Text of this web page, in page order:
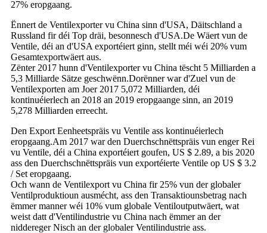
27% eropgaang.
Ënnert de Ventilexporter vu China sinn d'USA, Däitschland a
Russland fir déi Top dräi, besonnesch d'USA.De Wäert vun de
Ventile, déi an d'USA exportéiert ginn, stellt méi wéi 20% vum
Gesamtexportwäert aus.
Zënter 2017 hunn d'Ventilexporter vu China tëscht 5 Milliarden a
5,3 Milliarde Sätze geschwënn.Dorënner war d'Zuel vun de
Ventilexporten am Joer 2017 5,072 Milliarden, déi
kontinuéierlech an 2018 an 2019 eropgaange sinn, an 2019
5,278 Milliarden erreecht.
Den Export Eenheetspräis vu Ventile ass kontinuéierlech
eropgaang.Am 2017 war den Duerchschnëttspräis vun enger Rei
vu Ventile, déi a China exportéiert goufen, US $ 2.89, a bis 2020
ass den Duerchschnëttspräis vun exportéierte Ventile op US $ 3.2
/ Set eropgaang.
Och wann de Ventilexport vu China fir 25% vun der globaler
Ventilproduktioun ausmécht, ass den Transaktiounsbetrag nach
ëmmer manner wéi 10% vum globale Ventiloutputwäert, wat
weist datt d'Ventilindustrie vu China nach ëmmer an der
niddereger Nisch an der globaler Ventilindustrie ass.